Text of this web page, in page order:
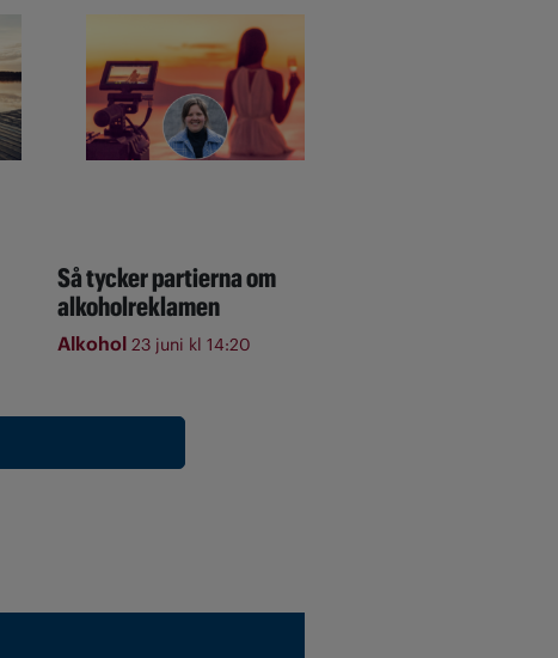
Så tycker partierna om
alkoholreklamen
Alkohol 23 juni kl 14:20